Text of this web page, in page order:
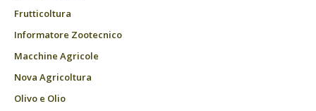
Frutticoltura
Informatore Zootecnico
Macchine Agricole
Nova Agricoltura
Olivo e Olio